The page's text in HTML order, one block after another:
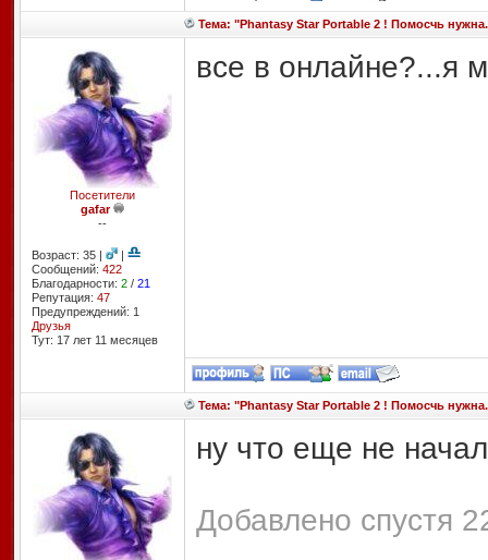
Тема: "Phantasy Star Portable 2 ! Помосчь
Посетители
gafar
--
Возраст: 35 |
|
Сообщений: 422
Благодарности: 2/ 21
Репутация: 47
Предупреждений: 1
Друзья
Тут: 17 лет 11 месяцев
все в онлайне?...я
Тема: "Phantasy Star Portable 2 ! Помосчь
ну что еще не
Добавлено спустя